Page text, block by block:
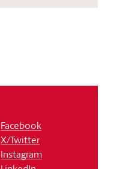
Facebook
X/Twitter
Instagram